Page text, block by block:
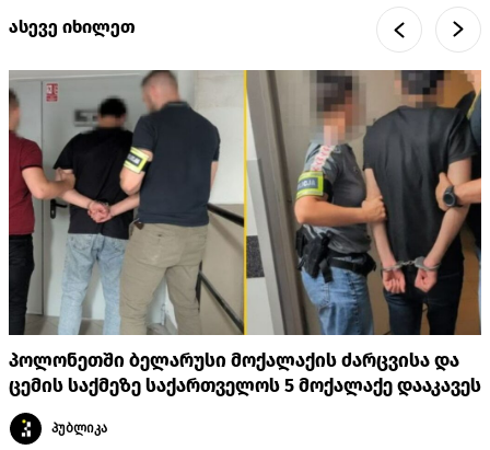
ასევე იხილეთ
პოლონეთში ბელარუსი მოქალაქის ძარცვისა და
ცემის საქმეზე საქართველოს 5 მოქალაქე დააკავეს
პუბლიკა